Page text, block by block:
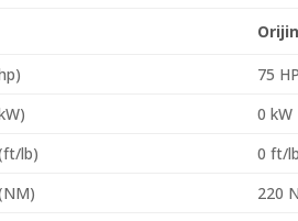
75 HP
0 kW
lb)
0 ft/lb
220